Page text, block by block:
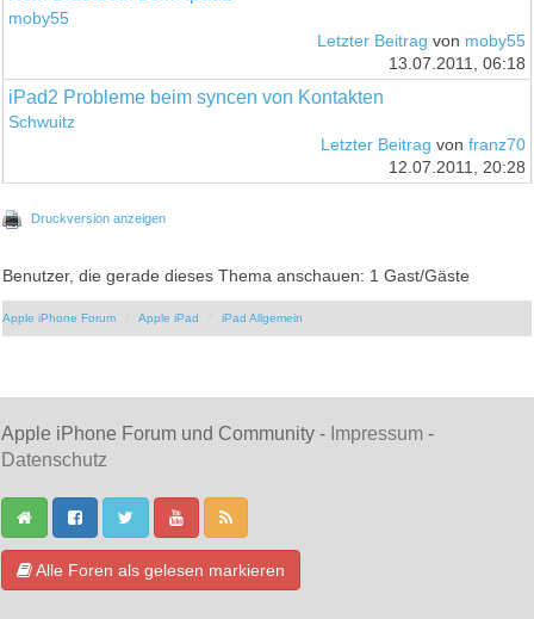
moby55
Letzter Beitrag von moby55
13.07.2011, 06:18
iPad2 Probleme beim syncen von Kontakten
Schwuitz
Letzter Beitrag von franz70
12.07.2011, 20:28
Druckversion anzeigen
Benutzer, die gerade dieses Thema anschauen: 1 Gast/Gäste
Apple iPhone Forum Apple iPad iPad Allgemein
Apple iPhone Forum und Community - Impressum -
Datenschutz
Alle Foren als gelesen markieren